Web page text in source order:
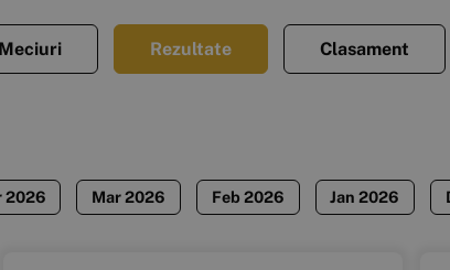
Meciuri Rezultate Clasament
2026 Mar 2026 Feb 2026 Jan 2026